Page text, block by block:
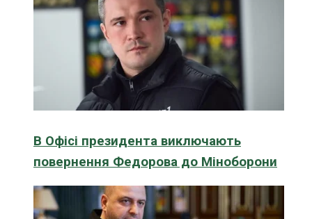
В Офісі президента виключають
повернення Федорова до Міноборони